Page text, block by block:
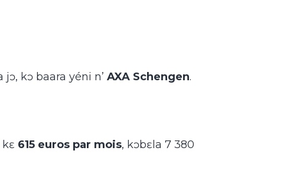
kɔ baara yéni n’ AXA Schengen.
615 euros par mois, kɔbɛla 7 380